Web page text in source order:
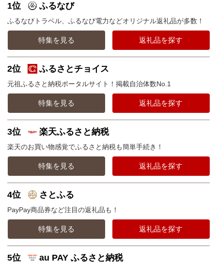
1位 ふるなび
ふるなびトラベル、ふるなび電力などオリジナル返礼品が多数！
特集を見る 返礼品を探す
2位 ふるさとチョイス
元祖ふるさと納税ポータルサイト！掲載自治体数No.1
特集を見る 返礼品を探す
3位 楽天ふるさと納税
楽天のお買い物感覚でふるさと納税も簡単手続き！
特集を見る 返礼品を探す
4位 さとふる
PayPay商品券など注目の返礼品も！
特集を見る 返礼品を探す
5位 au PAY ふるさと納税